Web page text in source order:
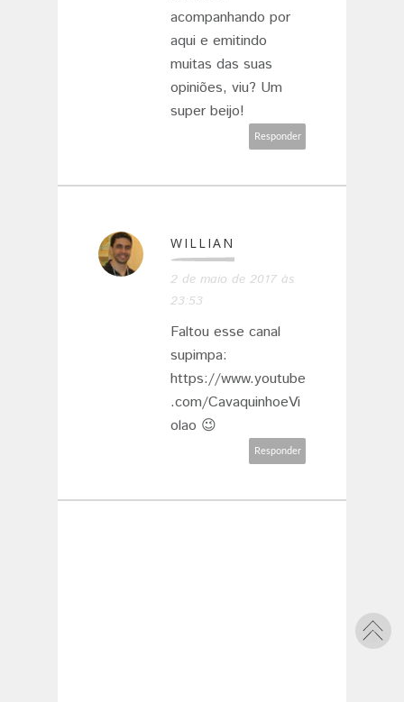
acompanhando por
aqui e emitindo
muitas das suas
opiniões, viu? Um
super beijo!
Responder
WILLIAN
2 de maio de 2017 às
23:53
Faltou esse canal
supimpa:
https://www.youtube
.com/CavaquinhoeVi
olao 😉
Responder